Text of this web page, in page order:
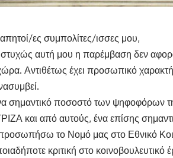
ες συμπολίτες/ισσες μου,
αυτή μου η παρέμβαση δεν
Αντιθέτως έχει προσωπικό
σημαντικό ποσοστό των ψηφοφόρων
και από αυτούς, ένα επίσης
το Νομό μας στο Εθνικό
κριτική στο κοινοβουλευτικό